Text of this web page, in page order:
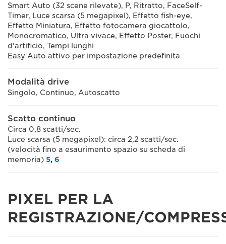
Smart Auto (32 scene rilevate), P, Ritratto, FaceSelf-
Timer, Luce scarsa (5 megapixel), Effetto fish-eye,
Effetto Miniatura, Effetto fotocamera giocattolo,
Monocromatico, Ultra vivace, Effetto Poster, Fuochi
d'artificio, Tempi lunghi
Easy Auto attivo per impostazione predefinita
Modalità drive
Singolo, Continuo, Autoscatto
Scatto continuo
Circa 0,8 scatti/sec.
Luce scarsa (5 megapixel): circa 2,2 scatti/sec.
(velocità fino a esaurimento spazio su scheda di
memoria) 5, 6
PIXEL PER LA
REGISTRAZIONE/